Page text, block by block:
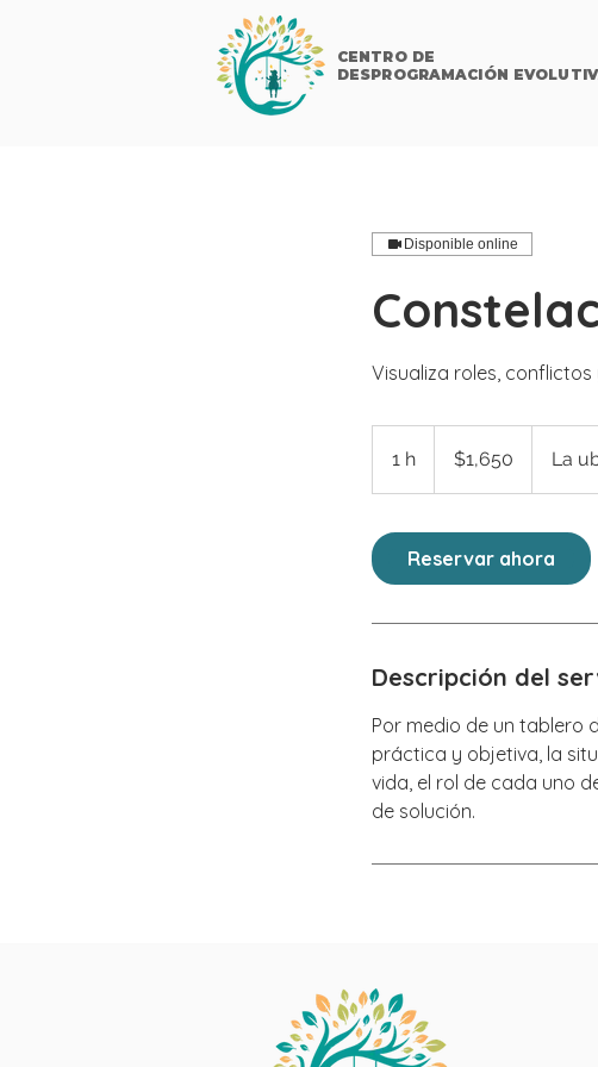
CENTRO DE
DESPROGRAMACIÓN
Disponible online
Visualiza roles,
1 h
mexicanos
$1,650 La
Reservar ahora
Descripción del
Por medio de un tablero
práctica y objetiva, la
vida, el rol de cada uno
de solución.